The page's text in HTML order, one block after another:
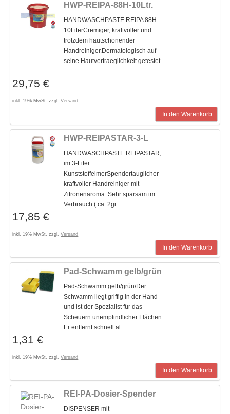
HWP-REIPA-88H-10Ltr.
HANDWASCHPASTE REIPA 88H
10LiterCremiger, kraftvoller und
trotzdem hautschonender
Handreiniger.Dermatologisch auf
seine Hautvertraeglichkeit getestet.
…
29,75 €
inkl. 19% MwSt. zzgl.Versand
In den Warenkorb
HWP-REIPASTAR-3-L
HANDWASCHPASTE REIPASTAR,
im 3-Liter
KunststoffeimerSpendertauglicher
kraftvoller Handreiniger mit
Zitronenaroma. Sehr sparsam im
Verbrauch ( ca. 2gr …
17,85 €
inkl. 19% MwSt. zzgl.Versand
In den Warenkorb
Pad-Schwamm gelb/grün
Pad-Schwamm gelb/grün/Der
Schwamm liegt griffig in der Hand
und ist der Spezialist für das
Scheuern unempfindlicher Flächen.
Er entfernt schnell al…
1,31 €
inkl. 19% MwSt. zzgl.Versand
In den Warenkorb
REI-PA-Dosier-Spender
DISPENSER mit